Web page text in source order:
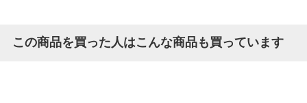
この商品を買った人はこんな商品も買っています